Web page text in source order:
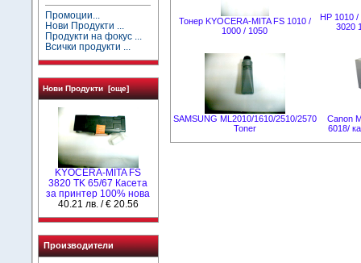
Промоции...
Нови Продукти ...
Продукти на фокус ...
Всички продукти ...
Нови Продукти [още]
KYOCERA-MITA FS
3820 TK 65/67 Касета
за принтер 100% нова
40.21 лв. / € 20.56
Производители
Тонер KYOCERA-MITA FS 1010 /
1000 / 1050
HP 1010 /
3020
SAMSUNG ML2010/1610/2510/2570
Toner
Canon
6018/